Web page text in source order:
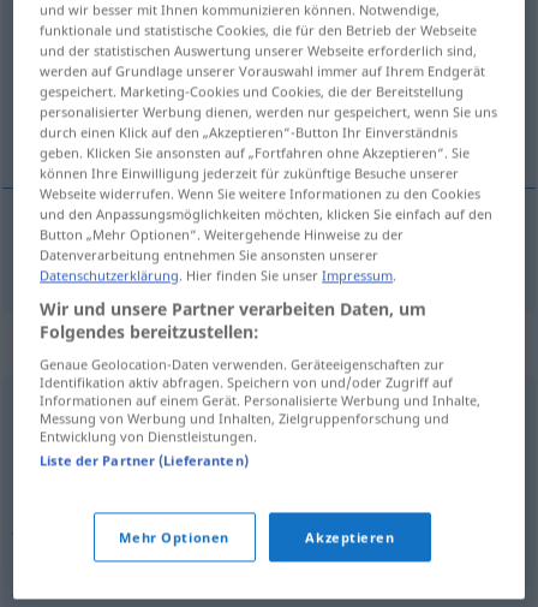
Übersicht aller Übersetzungen
(Für mehr Details die Übersetzung anklicken/antippen)
Missbildung
Missbildungf deformidad
Synonyme für "deformidad"
rareza,extrañeza,anomalía,extravagancia,singularidad
ridiculez,irregularidad,defecto
callo,hueso
und wir besser mit Ihnen kommunizieren können. Notwendige,
funktionale und statistische Cookies, die für den Betrieb der Webseite
und der statistischen Auswertung unserer Webseite erforderlich sind,
werden auf Grundlage unserer Vorauswahl immer auf Ihrem Endgerät
gespeichert. Marketing-Cookies und Cookies, die der Bereitstellung
personalisierter Werbung dienen, werden nur gespeichert, wenn Sie uns
durch einen Klick auf den „Akzeptieren“-Button Ihr Einverständnis
geben. Klicken Sie ansonsten auf „Fortfahren ohne Akzeptieren“. Sie
können Ihre Einwilligung jederzeit für zukünftige Besuche unserer
Webseite widerrufen. Wenn Sie weitere Informationen zu den Cookies
und den Anpassungsmöglichkeiten möchten, klicken Sie einfach auf den
Button „Mehr Optionen“. Weitergehende Hinweise zu der
Datenverarbeitung entnehmen Sie ansonsten unserer
Datenschutzerklärung. Hier finden Sie unserImpressum.
Wir und unsere Partner verarbeiten Daten, um
Folgendes bereitzustellen:
Genaue Geolocation-Daten verwenden. Geräteeigenschaften zur
Identifikation aktiv abfragen. Speichern von und/oder Zugriff auf
Informationen auf einem Gerät. Personalisierte Werbung und Inhalte,
Messung von Werbung und Inhalten, Zielgruppenforschung und
Entwicklung von Dienstleistungen.
Liste der Partner (Lieferanten)
Mehr Optionen Akzeptieren